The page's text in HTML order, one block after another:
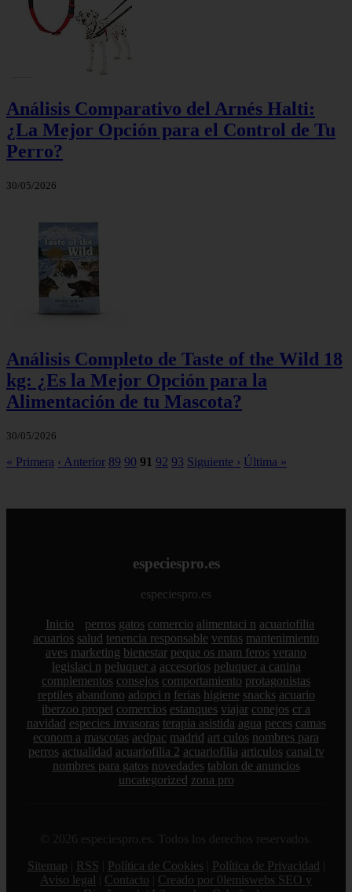
Análisis Comparativo del Arnés Halti:
¿La Mejor Opción para el Control de Tu
Perro?
30/05/2026
Análisis Completo de Taste of the Wild 18
kg: ¿Es la Mejor Opción para la
Alimentación de tu Mascota?
30/05/2026
« Primera ‹ Anterior 89 90 91 92 93 Siguiente › Última »
especiespro.es
especiespro.es
Inicio perros gatos comercio alimentaci n acuariofilia
acuarios salud tenencia responsable ventas mantenimiento
aves marketing bienestar peque os mam feros verano
legislaci n peluquer a accesorios peluquer a canina
complementos consejos comportamiento protagonistas
reptiles abandono adopci n ferias higiene snacks acuario
iberzoo propet comercios estanques viajar conejos cr a
navidad especies invasoras terapia asistida agua peces camas
econom a mascotas aedpac madrid art culos nombres para
perros actualidad acuariofilia 2 acuariofilia articulos canal tv
nombres para gatos novedades tablon de anuncios
uncategorized zona pro
© 2026 especiespro.es. Todos los derechos reservados.
Sitemap
RSS Política de Cookies Política de Privacidad
Aviso legal
Contacto
Creado por 0lemiswebs SEO y